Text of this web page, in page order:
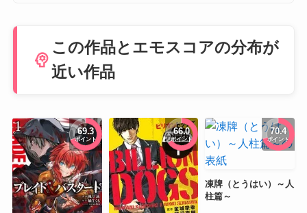
psychology
この作品とエモスコアの分布が
近い作品
69.3
ポイント
66.0
ポイント
70.4
ポイント
凍牌（とうはい）～人
柱篇～